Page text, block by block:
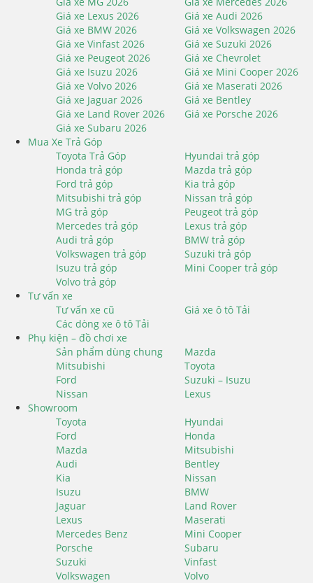
Giá xe Lexus 2026
Giá xe Audi 2026
Giá xe BMW 2026
Giá xe Volkswagen 2026
Giá xe Vinfast 2026
Giá xe Suzuki 2026
Giá xe Peugeot 2026
Giá xe Chevrolet
Giá xe Isuzu 2026
Giá xe Mini Cooper 2026
Giá xe Volvo 2026
Giá xe Maserati 2026
Giá xe Jaguar 2026
Giá xe Bentley
Giá xe Land Rover 2026
Giá xe Porsche 2026
Giá xe Subaru 2026
Mua Xe Trả Góp
Toyota Trả Góp
Hyundai trả góp
Honda trả góp
Mazda trả góp
Ford trả góp
Kia trả góp
Mitsubishi trả góp
Nissan trả góp
MG trả góp
Peugeot trả góp
Mercedes trả góp
Lexus trả góp
Audi trả góp
BMW trả góp
Volkswagen trả góp
Suzuki trả góp
Isuzu trả góp
Mini Cooper trả góp
Volvo trả góp
Tư vấn xe
Tư vấn xe cũ
Giá xe ô tô Tải
Các dòng xe ô tô Tải
Phụ kiện – đồ chơi xe
Sản phẩm dùng chung
Mazda
Mitsubishi
Toyota
Ford
Suzuki – Isuzu
Nissan
Lexus
Showroom
Toyota
Hyundai
Ford
Honda
Mazda
Mitsubishi
Audi
Bentley
Kia
Nissan
Isuzu
BMW
Jaguar
Land Rover
Lexus
Maserati
Mercedes Benz
Mini Cooper
Porsche
Subaru
Suzuki
Vinfast
Volkswagen
Volvo